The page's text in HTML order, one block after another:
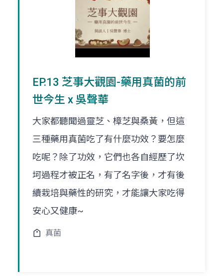
EP.13 芝事大觀園-藥用真菌的前
世今生 x 吳聲華
大家都聽聞過靈芝、樟芝與桑黃，但這
三種藥用真菌吃了有什麼功效？要怎麼
吃呢？除了功效，它們也各自經歷了坎
坷過程才被正名，有了名字後，才有後
續栽培與藥性的研究，才能讓大家吃得
安心又健康~
真菌